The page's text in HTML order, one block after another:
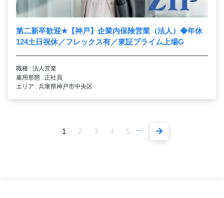
第二新卒歓迎★【神戸】企業内保険営業（法人）◆年休
124土日祝休／フレックス有／東証プライム上場G
職種 : 法人営業
雇用形態 : 正社員
エリア : 兵庫県神戸市中央区
1 2 3 4 5 ...